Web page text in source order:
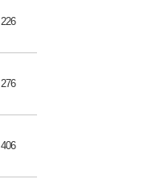
226
276
406